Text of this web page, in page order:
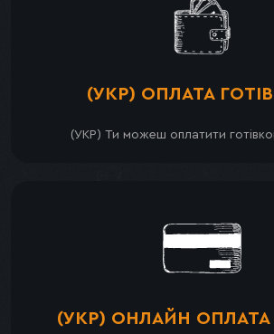
(УКР) ОПЛАТА
(УКР) Ти можеш оплатити
(УКР) ОНЛАЙН ОПЛАТА